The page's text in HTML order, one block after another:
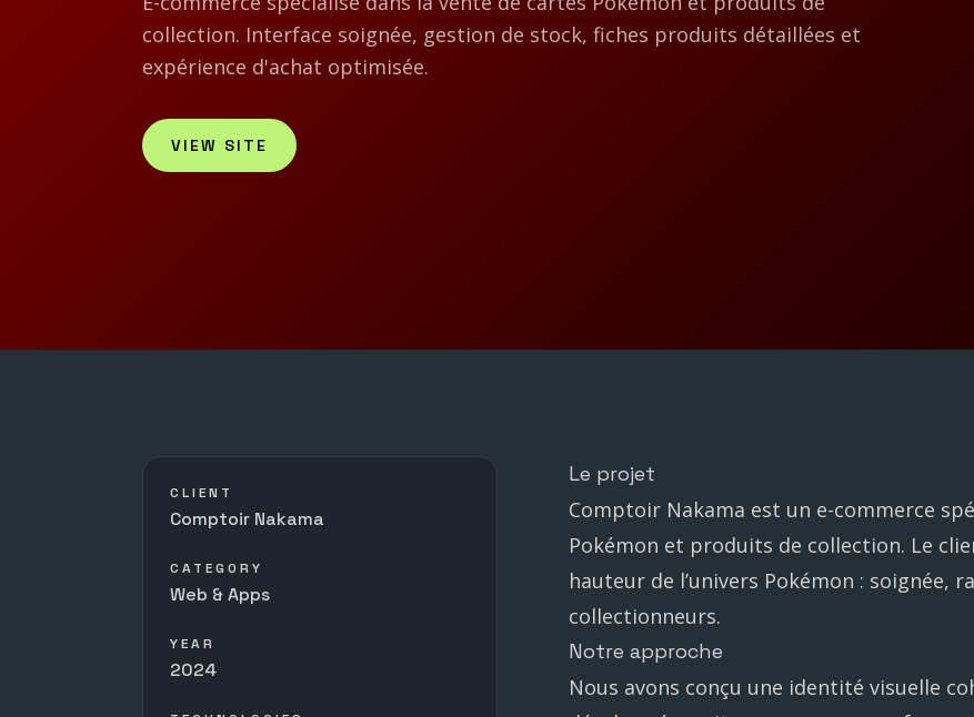
collection. Interface soignée, gestion de stock, fiches produits détaillées et
expérience d'achat optimisée.
VIEW SITE
CLIENT
Comptoir Nakama
CATEGORY
Web & Apps
YEAR
2024
Le projet
Comptoir Nakama est un e-commerce
Pokémon et produits de collection. Le
hauteur de l’univers Pokémon : soignée,
collectionneurs.
Notre approche
Nous avons conçu une identité visuelle